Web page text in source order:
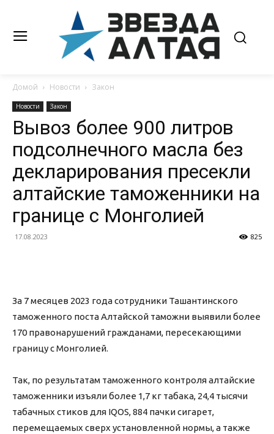
Домой Новости Закон
Новости Закон
Вывоз более 900 литров
подсолнечного масла без
декларирования пресекли
алтайские таможенники на
границе с Монголией
17.08.2023 825
За 7 месяцев 2023 года сотрудники Ташантинского
таможенного поста Алтайской таможни выявили более
170 правонарушений гражданами, пересекающими
границу с Монголией.
Так, по результатам таможенного контроля алтайские
таможенники изъяли более 1,7 кг табака, 24,4 тысячи
табачных стиков для IQOS, 884 пачки сигарет,
перемещаемых сверх установленной нормы, а также